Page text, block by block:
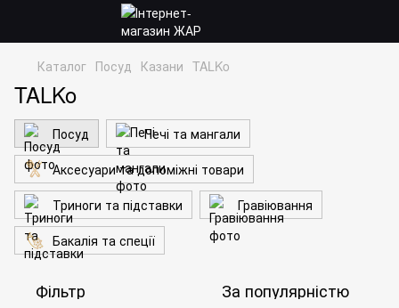
Каталог Посуд Казани TALKo
TALKo
Посуд
Печі та мангали
Аксесуари та допоміжні товари
Триноги та підставки
Гравіювання
Бакалія та спеції
Фільтр За популярністю